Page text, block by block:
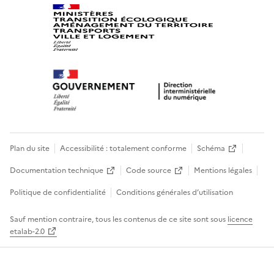
Plan du site Accessibilité : totalement conforme
Schéma
Documentation technique
Code source
Mentions légales
Politique de confidentialité
Conditions générales d’utilisation
Sauf mention contraire, tous les contenus de ce site sont sous licence
etalab-2.0